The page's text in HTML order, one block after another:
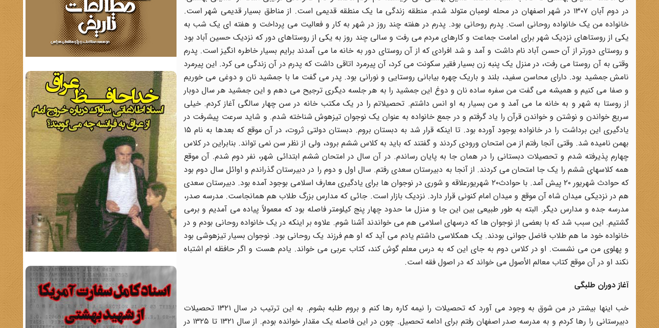
در دوم آبان ۱۳۰۷ در شهر اصفهان در محله لومبان متولد شدم. منطقه زندگی ما یک منطقه قدیمی است. از مناطق بسیار قدیمی شهر است.
خانواده من یک خانواده روحانی است. پدرم روحانی بود. پدرم در هفته چند روز در شهر به کار و فعالیت می پرداخت و هفته ای یک شب به
یکی از روستاهای نزدیک شهر برای امامت جماعت و کارهای مردم می رفت و سالی چند روز به یکی از روستاهای دور که نزدیک حسین آباد بود
و روستای دورتر از آن حسن آباد نام داشت و آمد و شد افرادی که از آن روستای دور به خانه ما می آمدند برایم بسیار خاطره انگیز است. پدرم
وقتی به آن روستا می رفت، در منزل یک پنبه زن بسیار فقیر سکونت می کرد، آن پیرمرد اتاقی داشت که پدرم در آن زندگی می کرد. این پیرمرد
نامش جمشید بود. دارای محاسن سفید، بلند و باریک چهره بیابانی روستایی و نورانی بود. پدر می گفت ما با جمشید نان و دوغی می خوریم
و صفا می کنیم و همیشه می گفت من سفره ساده نان و دوغ این جمشید را به هر جلسه دیگری ترجیح می دهم و این جمشید هر سال دوبار
از روستا به شهر و به خانه ما می آمد و من بسیار به او انس داشتم. تحصیلاتم را در یک مکتب خانه در سن چهار سالگی آغاز کردم. خیلی
سریع خواندن و نوشتن و خواندن قرآن را یاد گرفتم و در جمع خانواده به عنوان یک نوجوان تیزهوش شناخته شدم. و شاید سرعت پیشرفت در
یادگیری این برداشت را در خانواده بوجود آورده بود. تا اینکه قرار شد به دبستان بروم. دبستان دولتی ثروت، در آن موقع که بعدها به نام ۱۵
بهمن نامیده شد. وقتی آنجا رفتم از من امتحان ورودی کردند و گفتند که باید به کلاس ششم برود، ولی از نظر سن نمی تواند. بنابراین در کلاس
چهارم پذیرفته شدم و تحصیلات دبستانی را در همان جا به پایان رساندم. در آن سال در امتحان ششم ابتدائی شهر، نفر دوم شدم. آن موقع
همه کلاسهای ششم را یک جا امتحان می کردند. از آنجا به دبیرستان سعدی رفتم. سال اول و دوم را در دبیرستان گذراندم و اوائل سال دوم بود
که حوادث شهریور ۲۰ پیش آمد. با حوادث۲۰ شهریورعلاقه و شوری در نوجوان ها برای یادگیری معارف اسلامی بوجود آمده بود. دبیرستان سعدی
هم در نزدیکی میدان شاه آن موقع و میدان امام کنونی قرار دارد. نزدیک بازار است. جائی که مدارس بزرگ طلاب هم همانجاست. مدرسه صدر،
مدرسه جده و مدارس دیگر. البته به طور طبیعی بین این جا و منزل ما حدود چهار پنج کیلومتر فاصله بود که معمولاً پیاده می آمدیم و برمی
گشتیم. این سبب شد که با بعضی از نوجوان ها که درسهای اسلامی هم می خواندند آشنا شوم. علاوه بر اینکه در یک خانواده روحانی بودم و در
خانواده خود ما هم طلاب فاضل جوانی بودند. یک همکلاسی داشتم یادم می آید که او هم فرزند یک روحانی بود. نوجوان بسیار تیزهوشی بود
و پهلوی من می نشست. او در کلاس دوم به جای این که به درس معلم گوش کند، کتاب عربی می خواند. یادم هست و اگر حافظه ام اشتباه
نکند او در آن موقع کتاب معالم الأصول می خواند که در اصول فقه است.
آغاز دوران طلبگی
خب اینها بیشتر در من شوق به وجود می آورد که تحصیلات را نیمه کاره رها کنم و بروم طلبه بشوم. به این ترتیب در سال ۱۳۲۱ تحصیلات
دبیرستانی را رها کردم و به مدرسه صدر اصفهان رفتم برای ادامه تحصیل. چون در این فاصله یک مقدار خوانده بودم. از سال ۱۳۲۱ تا ۱۳۲۵ در